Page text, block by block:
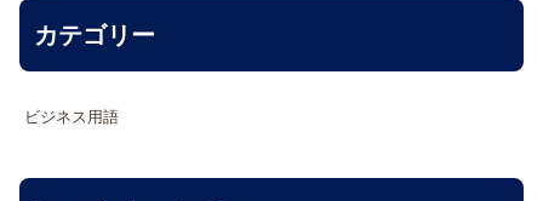
カテゴリー
ビジネス用語